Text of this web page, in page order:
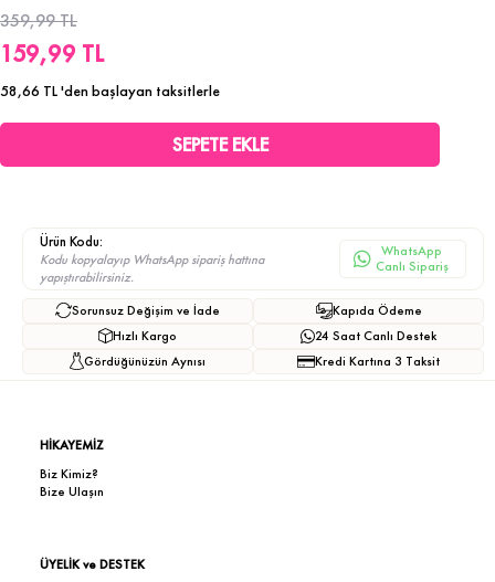
359,99 TL
159,99 TL
58,66 TL'den başlayan taksitlerle
Ürün Kodu:
Kodu kopyalayıp WhatsApp sipariş hattına
yapıştırabilirsiniz.
WhatsApp
Canlı Sipariş
Sorunsuz Değişim ve İade
Hızlı Kargo
Gördüğünüzün Aynısı
Kapıda Ödeme
24 Saat Canlı Destek
Kredi Kartına 3 Taksit
HİKAYEMİZ
Biz Kimiz?
Bize Ulaşın
ÜYELİK ve DESTEK